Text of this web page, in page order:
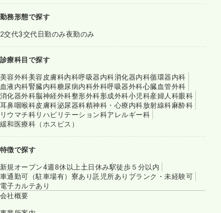
勤務形態で探す
2交代3交代日勤のみ夜勤のみ
診療科目で探す
美容外科美容皮膚科内科呼吸器内科消化器内科循環器内科
血液内科腎臓内科糖尿病内科外科呼吸器外科心臓血管外科
消化器外科脳神経外科整形外科形成外科小児科産婦人科眼科
耳鼻咽喉科皮膚科泌尿器科精神科・心療内科放射線科麻酔科
リウマチ科リハビリテーション科アレルギー科
緩和医療科（ホスピス）
特徴で探す
新規オープン4週8休以上 土日休み駅徒歩５分以内
車通勤可（駐車場有） 寮あり託児所あり ブランク・未経験可
電子カルテあり
会社概要